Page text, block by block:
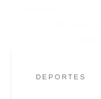
DEPORTES